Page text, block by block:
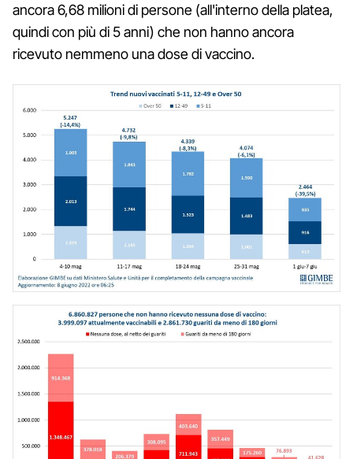
ancora 6,68 milioni di persone (all'interno della platea,
quindi con più di 5 anni) che non hanno ancora
ricevuto nemmeno una dose di vaccino.